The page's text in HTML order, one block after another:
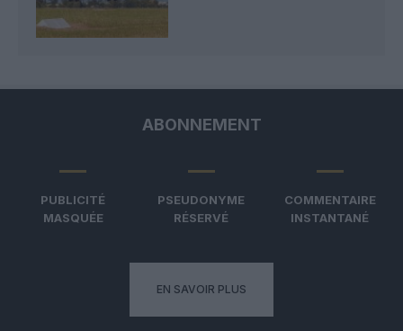
ABONNEMENT
PUBLICITÉ
MASQUÉE
PSEUDONYME
RÉSERVÉ
COMMENTAIRE
INSTANTANÉ
EN SAVOIR PLUS